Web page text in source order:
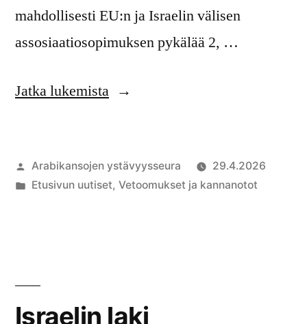
mahdollisesti EU:n ja Israelin välisen
assosiaatiosopimuksen pykälää 2, …
Jatka lukemista”Kansalaisjärjestöt:
-
assosiaatiosopimuksen
EU:n
Artikkelin
julkaisija
Arabikansojen ystävyysseura
29.4.2026
Julkaistu
Etusivun uutiset, Vetoomukset ja kannanotot
Israelin laki